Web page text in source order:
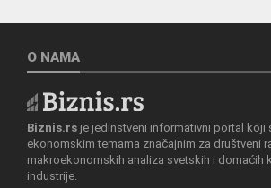
O NAMA
Biznis.rs je jedinstveni informativni portal koji
ekonomskim temama značajnim za društveni
makroekonomskih analiza svetskih i domaćih
industrije.